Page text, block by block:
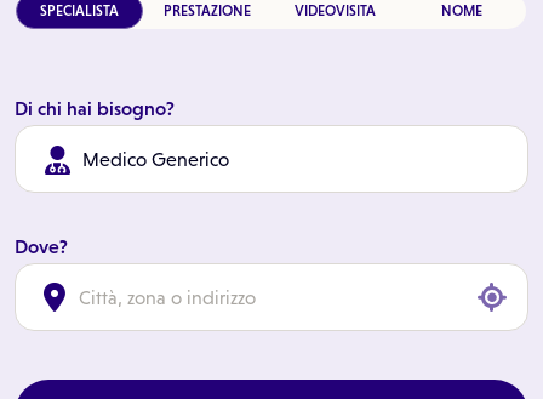
SPECIALISTA PRESTAZIONE VIDEOVISITA NOME
Di chi hai bisogno?
Dove?